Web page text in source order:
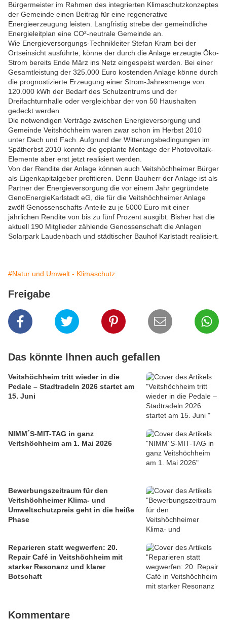
Bürgermeister im Rahmen des integrierten Klimaschutzkonzeptes
der Gemeinde einen Beitrag für eine regenerative
Energieerzeugung leisten. Langfristig strebe der gemeindliche
Energieleitplan eine CO²-neutrale Gemeinde an.
Wie Energieversorgungs-Technikleiter Stefan Kram bei der
Ortseinsicht ausführte, könne der durch die Anlage erzeugte Öko-
Strom bereits Ende März ins Netz eingespeist werden. Bei einer
Gesamtleistung der 325.000 Euro kostenden Anlage könne durch
die prognostizierte Erzeugung einer Strom-Jahresmenge von
120.000 kWh der Bedarf des Schulzentrums und der
Dreifachturnhalle oder vergleichbar der von 50 Haushalten
gedeckt werden.
Die notwendigen Verträge zwischen Energieversorgung und
Gemeinde Veitshöchheim waren zwar schon im Herbst 2010
unter Dach und Fach. Aufgrund der Witterungsbedingungen im
Spätherbst 2010 konnte die geplante Montage der Photovoltaik-
Elemente aber erst jetzt realisiert werden.
Von der Rendite der Anlage können auch Veitshöchheimer Bürger
als Eigenkapitalgeber profitieren. Denn Bauherr der Anlage ist als
Partner der Energieversorgung die vor einem Jahr gegründete
GenoEnergieKarlstadt eG, die für die Veitshöchheimer Anlage
zwölf Genossenschafts-Anteile zu je 5000 Euro mit einer
jährlichen Rendite von bis zu fünf Prozent ausgibt. Bisher hat die
aktuell 190 Mitglieder zählende Genossenschaft die Anlagen
Solarpark Laudenbach und städtischer Bauhof Karlstadt realisiert.
#Natur und Umwelt - Klimaschutz
Freigabe
Das könnte Ihnen auch gefallen
Veitshöchheim tritt wieder in die
Pedale – Stadtradeln 2026 startet am
15. Juni
NIMM´S-MIT-TAG in ganz
Veitshöchheim am 1. Mai 2026
Bewerbungszeitraum für den
Veitshöchheimer Klima- und
Umweltschutzpreis geht in die heiße
Phase
Reparieren statt wegwerfen: 20.
Repair Café in Veitshöchheim mit
starker Resonanz und klarer
Botschaft
Kommentare